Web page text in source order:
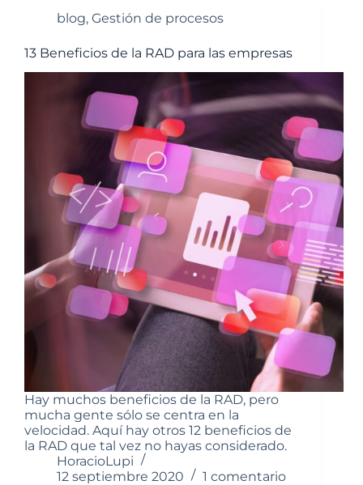
blog, Gestión de procesos
13 Beneficios de la RAD para las empresas
Hay muchos beneficios de la RAD, pero
mucha gente sólo se centra en la
velocidad. Aquí hay otros 12 beneficios de
la RAD que tal vez no hayas considerado.
HoracioLupi
12 septiembre 2020
1 comentario